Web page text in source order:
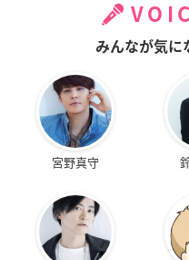
みんなが気に
宮野真守